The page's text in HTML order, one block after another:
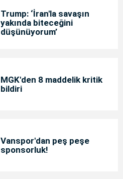
Trump: ‘İran'la savaşın
yakında biteceğini
düşünüyorum’
MGK'den 8 maddelik kritik
bildiri
Vanspor'dan peş peşe
sponsorluk!